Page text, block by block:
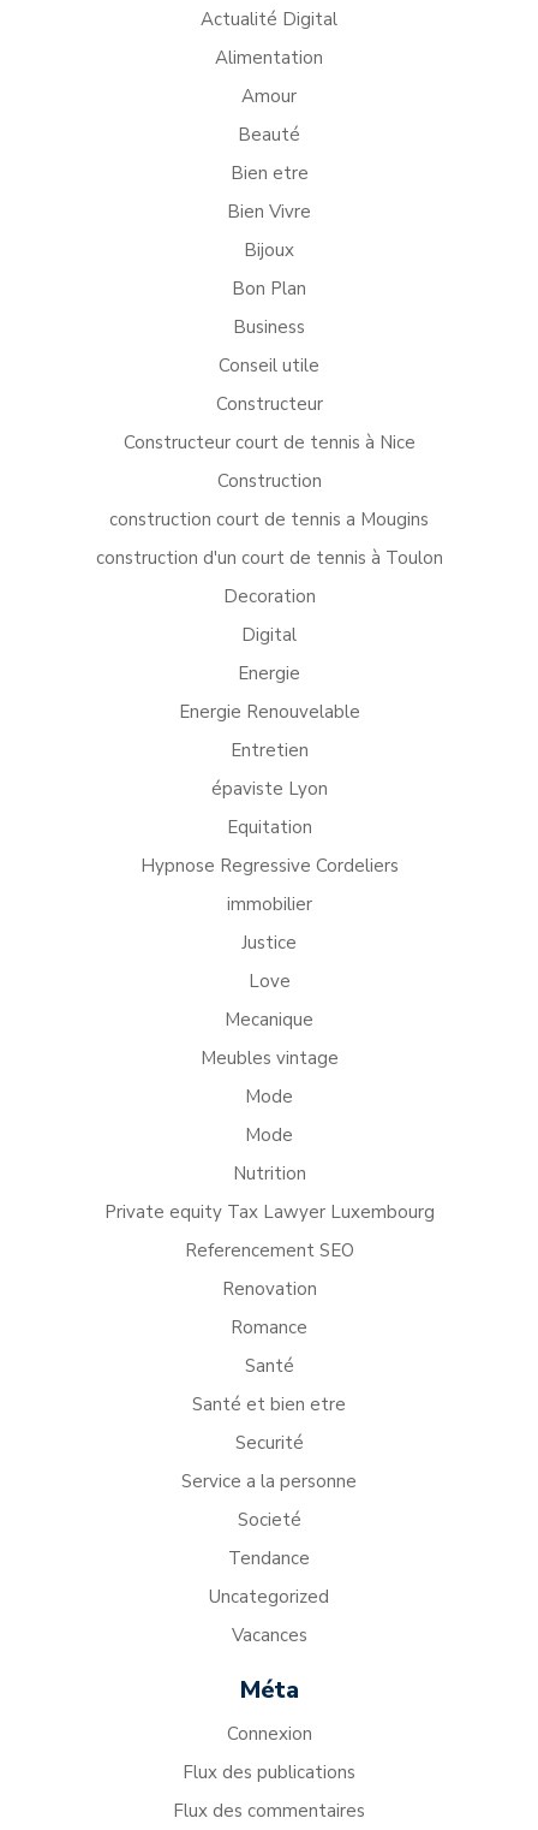
Actualité Digital
Alimentation
Amour
Beauté
Bien etre
Bien Vivre
Bijoux
Bon Plan
Business
Conseil utile
Constructeur
Constructeur court de tennis à Nice
Construction
construction court de tennis a Mougins
construction d'un court de tennis à Toulon
Decoration
Digital
Energie
Energie Renouvelable
Entretien
épaviste Lyon
Equitation
Hypnose Regressive Cordeliers
immobilier
Justice
Love
Mecanique
Meubles vintage
Mode
Mode
Nutrition
Private equity Tax Lawyer Luxembourg
Referencement SEO
Renovation
Romance
Santé
Santé et bien etre
Securité
Service a la personne
Societé
Tendance
Uncategorized
Vacances
Méta
Connexion
Flux des publications
Flux des commentaires